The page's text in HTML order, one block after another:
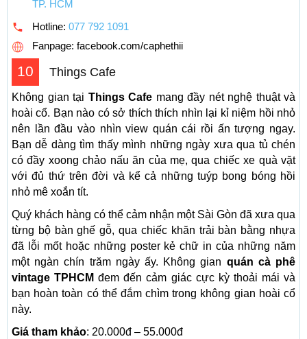
TP. HCM
Hotline: 077 792 1091
Fanpage: facebook.com/caphethii
10 Things Cafe
Không gian tại Things Cafe mang đầy nét nghệ thuật và
hoài cổ. Bạn nào có sở thích thích nhìn lại kỉ niệm hồi nhỏ
nên lần đầu vào nhìn view quán cái rồi ấn tượng ngay.
Bạn dễ dàng tìm thấy mình những ngày xưa qua tủ chén
có đầy xoong chảo nấu ăn của mẹ, qua chiếc xe quà vặt
với đủ thứ trên đời và kể cả những tuýp bong bóng hồi
nhỏ mê xoắn tít.
Quý khách hàng có thể cảm nhận một Sài Gòn đã xưa qua
từng bộ bàn ghế gỗ, qua chiếc khăn trải bàn bằng nhựa
đã lỗi mốt hoặc những poster kẻ chữ in của những năm
một ngàn chín trăm ngày ấy. Không gian quán cà phê
vintage TPHCM đem đến cảm giác cực kỳ thoải mái và
bạn hoàn toàn có thể đắm chìm trong không gian hoài cổ
này.
Giá tham khảo: 20.000đ – 55.000đ